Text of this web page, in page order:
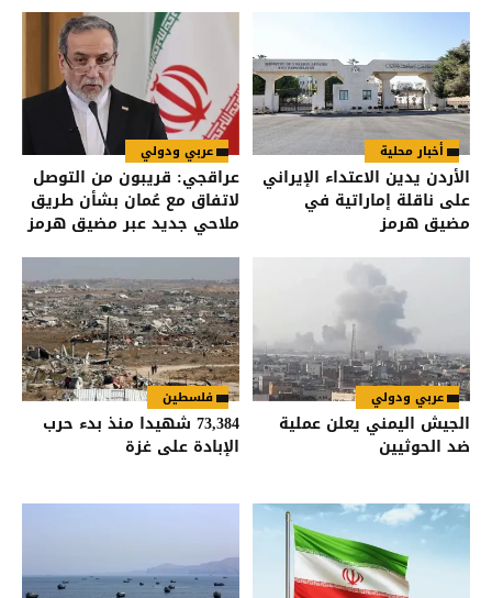
أخبار محلية
الأردن يدين الاعتداء الإيراني
على ناقلة إماراتية في
مضيق هرمز
عربي ودولي
عراقجي: قريبون من التوصل
لاتفاق مع عُمان بشأن طريق
ملاحي جديد عبر مضيق هرمز
عربي ودولي
الجيش اليمني يعلن عملية
ضد الحوثيين
فلسطين
73,384 شهيدا منذ بدء حرب
الإبادة على غزة